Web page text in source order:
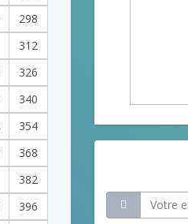
298
312
326
340
354
368
382
396